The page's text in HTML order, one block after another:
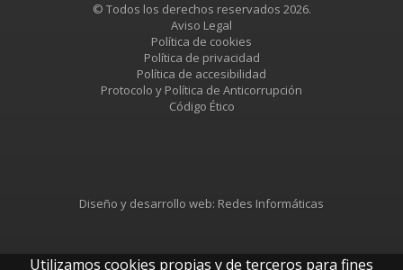
© Todos los derechos reservados 2026.
Aviso Legal
Política de cookies
Política de privacidad
Política de accesibilidad
Protocolo y Política de Anticorrupción
Código Ético
Diseño y desarrollo web: Redes Informáticas
Utilizamos cookies propias y de terceros para fines